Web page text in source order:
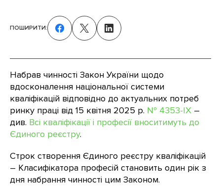
Набрав чинності Закон України щодо
вдосконалення національної системи
кваліфікацій відповідно до актуальних потреб
ринку праці від 15 квітня 2025 р. № 4353-IX –
див. Всі кваліфікації і професії вноситимуть до
Єдиного реєстру.
Строк створення Єдиного реєстру кваліфікацій
– Класифікатора професій становить один рік з
дня набрання чинності цим Законом.
ПОШИРИТИ: